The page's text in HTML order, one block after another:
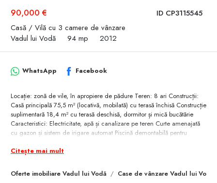
ID CP3115545
90,000 €
Casă / Vilă cu 3 camere de vânzare
Vadul lui Vodă
94 mp 2012
Oferte imobiliare Vadul lui Vodă Case de vânzare Vadul lui Vodă
WhatsApp Facebook
Locație: zonă de vile, în apropiere de pădure Teren: 8 ari Construcții:
Casă principală 75,5 m² (locativă, mobilată) cu terasă închisă Construcție
suplimentară 18,4 m² cu terasă deschisă, dormitor și mică bucătărie
Caracteristici: Electricitate, apă și canalizare pe teren Curte amenajată
cu gazon și sistem de irigare automat Piscină demontabilă pentru
sau ca vilă de vacanță, cu posibilitate de trai pe tot parcursul anului.
Citește mai mult